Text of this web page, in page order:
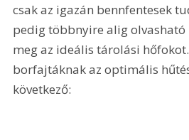
csak az igazán bennfentesek
pedig többnyire alig
meg az ideális tárolási
borfajtáknak az optimális
következő: